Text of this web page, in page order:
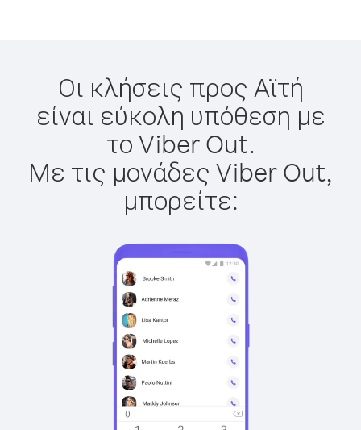
Οι κλήσεις προς Αϊτή
είναι εύκολη υπόθεση με
το Viber Out.
Με τις μονάδες Viber Out,
μπορείτε: